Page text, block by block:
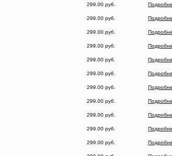
299.00 руб.
299.00 руб.
299.00 руб.
299.00 руб.
299.00 руб.
299.00 руб.
299.00 руб.
299.00 руб.
299.00 руб.
299.00 руб.
299.00 руб.